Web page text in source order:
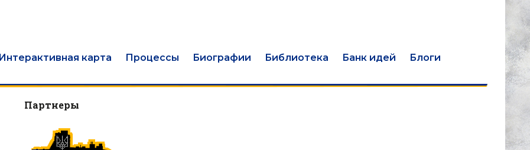
Интерактивная карта Процессы Биографии Библиотека Банк идей
Блоги
Партнеры